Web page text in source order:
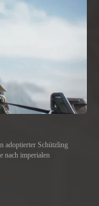
adoptierter Schützling
nach imperialen